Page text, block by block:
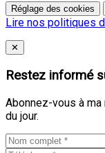
Réglage des cookies
Lire nos politiques
Close
✕
Restez informé
Abonnez-vous à
du jour.